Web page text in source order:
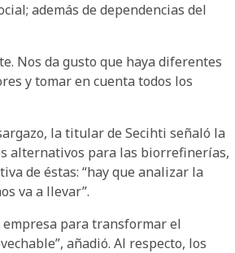
además de dependencias del
Nos da gusto que haya diferentes
y tomar en cuenta todos los
la titular de Secihti señaló la
alternativos para las biorrefinerías,
de éstas: “hay que analizar la
va a llevar”.
para transformar el
añadió. Al respecto, los